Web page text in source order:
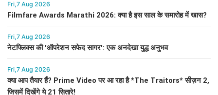
Fri,7 Aug 2026
Filmfare Awards Marathi 2026: क्या है इस साल के समारोह में खास?
Fri,7 Aug 2026
नेटफ्लिक्स की 'ऑपरेशन सफेद सागर': एक अनदेखा युद्ध अनुभव
Fri,7 Aug 2026
क्या आप तैयार हैं? Prime Video पर आ रहा है *The Traitors* सीज़न 2,
जिसमें दिखेंगे ये 21 सितारे!